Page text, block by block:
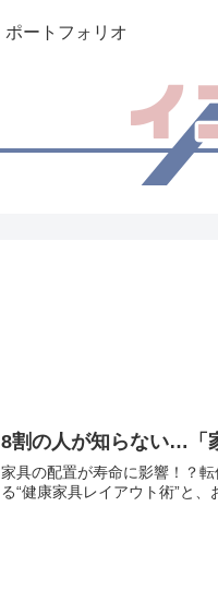
ポートフォリオ
8割の人が知らない…「
家具の配置が寿命に影響！？
る“健康家具レイアウト術”と、